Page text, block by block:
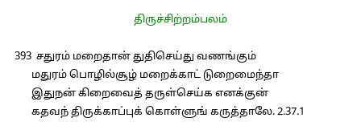
திருச்சிற்றம்பலம்
393 சதுரம் மறைதான் துதிசெய்து வணங்கும்
மதுரம் பொழில்சூழ் மறைக்காட் டுறைமைந்தா
இதுநன் கிறைவைத் தருள்செய்க எனக்குன்
கதவந் திருக்காப்புக் கொள்ளுங் கருத்தாலே. 2.37.1